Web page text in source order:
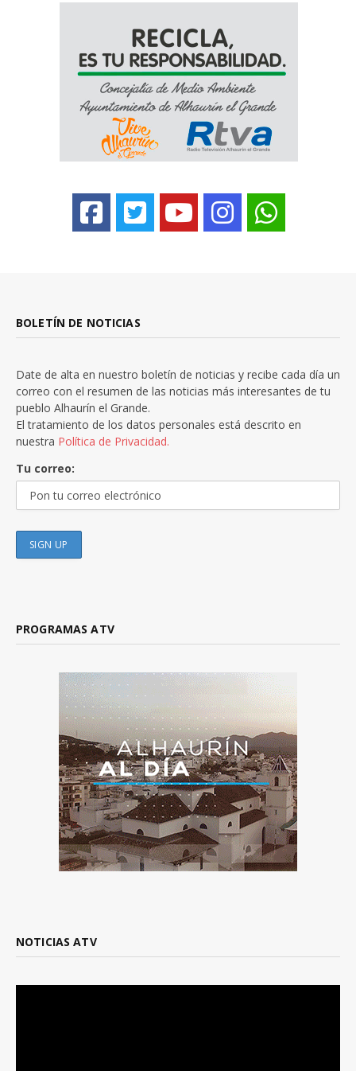
BOLETÍN DE NOTICIAS
Date de alta en nuestro boletín de noticias y recibe cada día un
correo con el resumen de las noticias más interesantes de tu
pueblo Alhaurín el Grande.
El tratamiento de los datos personales está descrito en
nuestra Política de Privacidad.
Tu correo:
PROGRAMAS ATV
NOTICIAS ATV